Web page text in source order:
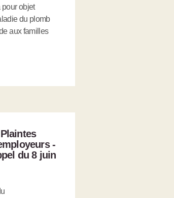
objet
du plomb
aux familles
-
du 8 juin